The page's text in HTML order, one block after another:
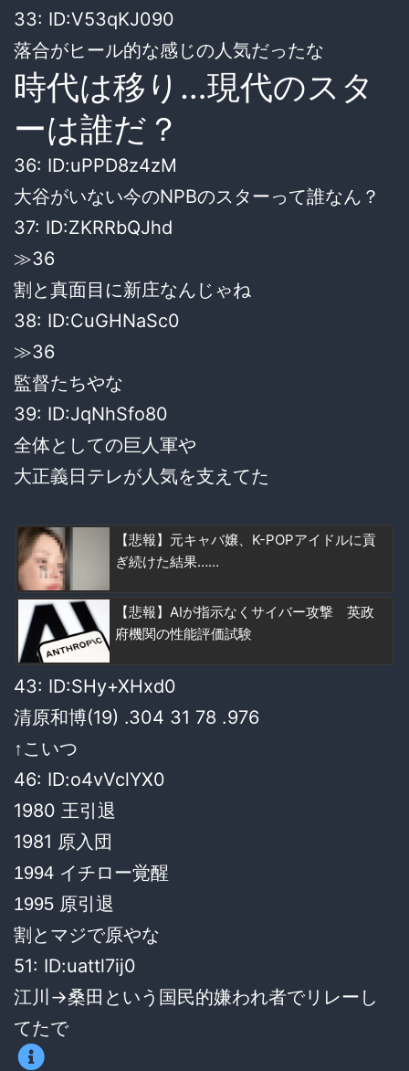
33: ID:V53qKJ090
落合がヒール的な感じの人気だったな
時代は移り…現代のスタ
ーは誰だ？
36: ID:uPPD8z4zM
大谷がいない今のNPBのスターって誰なん？
37: ID:ZKRRbQJhd
≫36
割と真面目に新庄なんじゃね
38: ID:CuGHNaSc0
≫36
監督たちやな
39: ID:JqNhSfo80
全体としての巨人軍や
大正義日テレが人気を支えてた
【悲報】元キャバ嬢、K-POPアイドルに貢
ぎ続けた結果……
【悲報】AIが指示なくサイバー攻撃 英政
府機関の性能評価試験
43: ID:SHy+XHxd0
清原和博(19) .304 31 78 .976
↑こいつ
46: ID:o4vVclYX0
1980 王引退
1981 原入団
1994 イチロー覚醒
1995 原引退
割とマジで原やな
51: ID:uattl7ij0
江川→桑田という国民的嫌われ者でリレーし
てたで